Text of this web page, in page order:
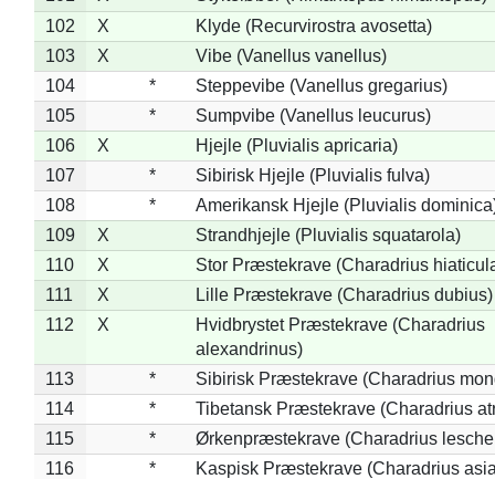
102
X
Klyde (Recurvirostra avosetta)
103
X
Vibe (Vanellus vanellus)
104
*
Steppevibe (Vanellus gregarius)
105
*
Sumpvibe (Vanellus leucurus)
106
X
Hjejle (Pluvialis apricaria)
107
*
Sibirisk Hjejle (Pluvialis fulva)
108
*
Amerikansk Hjejle (Pluvialis
109
X
Strandhjejle (Pluvialis squatarola)
110
X
Stor Præstekrave (Charadrius
111
X
Lille Præstekrave (Charadrius dubius)
112
X
Hvidbrystet Præstekrave (Charadrius
alexandrinus)
113
*
Sibirisk Præstekrave (Charadrius
114
*
Tibetansk Præstekrave (Charadrius
115
*
Ørkenpræstekrave (Charadrius
116
*
Kaspisk Præstekrave (Charadrius